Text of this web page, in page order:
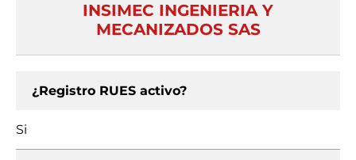
INSIMEC INGENIERIA Y
MECANIZADOS SAS
¿Registro RUES activo?
Si